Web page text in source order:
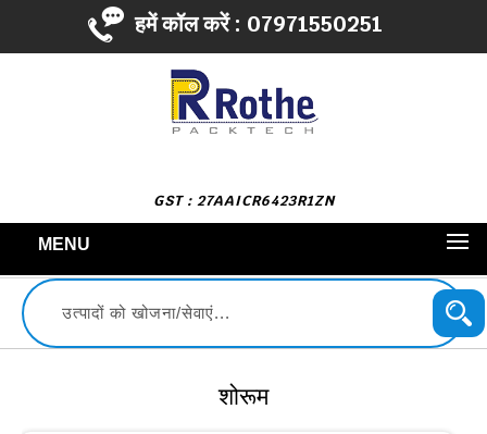
हमें कॉल करें : 07971550251
GST : 27AAICR6423R1ZN
MENU
शोरूम